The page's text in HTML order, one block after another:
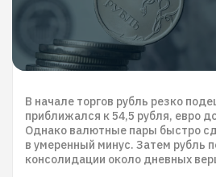
В начале торгов рубль резко
приближался к 54,5 рубля, евро
Однако валютные пары быстро
в умеренный минус. Затем рубль
консолидации около дневных